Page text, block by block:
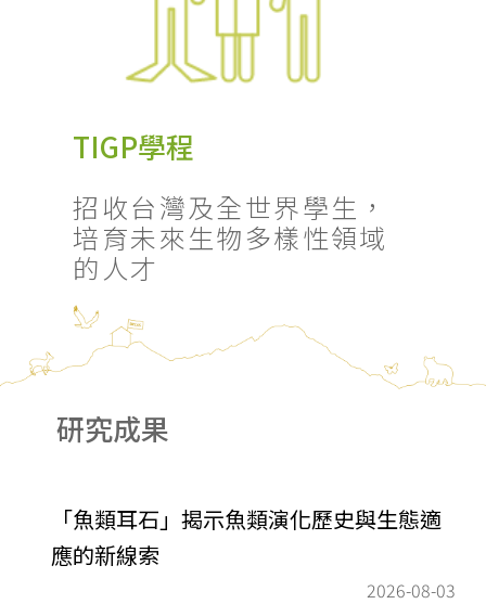
TIGP學程
招收台灣及全世界學生，
培育未來生物多樣性領域
的人才
研究成果
「魚類耳石」揭示魚類演化歷史與生態適
應的新線索
2026-08-03